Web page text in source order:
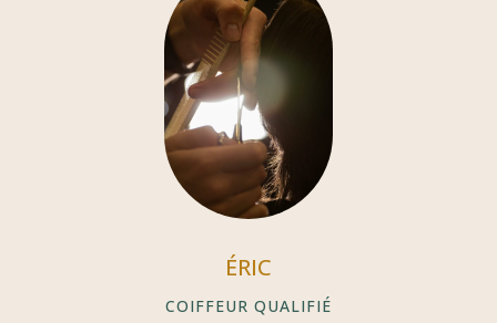
ÉRIC
COIFFEUR QUALIFIÉ